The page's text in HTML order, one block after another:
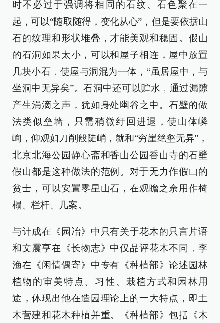
时不必过于强调将相同的石纹、石色聚在一
起，可以“随取随得，变化从心”，但是要依据山
石的纹理和形状堆叠，才能美观和稳固。假山
的石洞如果太小，可以和屋子相连，屋中放置
几块小石，使屋与洞混为一体，“虽居屋中，与
坐洞中无异矣”。石洞中还可以贮水，通过漏隙
产生涓滴之声，犹如身处幽谷之中。石壁的做
法类似垒墙，只需稍微纡回进退，使山体嶙
峋，仰观如刀削般陡峭，就和“穷崖绝壑无异”，
北京北海公园静心斋和香山公园香山寺的石壁
假山都是这种做法的范例。对于无力作假山的
贫士，可以安置零星山石，在观瞻之余用作椅
榻、栏杆、几案。
与计成在《园冶》中只有关于花木的只言片语
和文震亨在《长物志》中仅品评花木不同，李
渔在《闲情偶寄》中专有《种植部》论述园林
植物的审美特点、习性、栽植方式和园林用
途，体现出他在造园理论上的一大特点，即土
木营建和花木种植并重。《种植部》包括《木